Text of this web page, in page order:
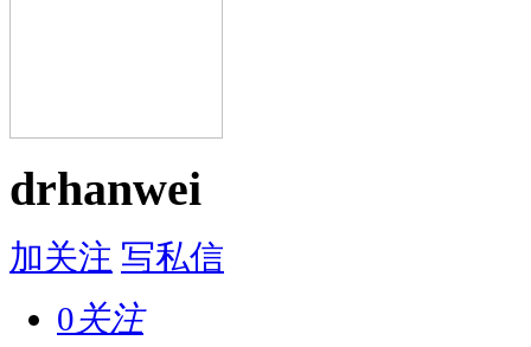
drhanwei
加关注 写私信
0关注